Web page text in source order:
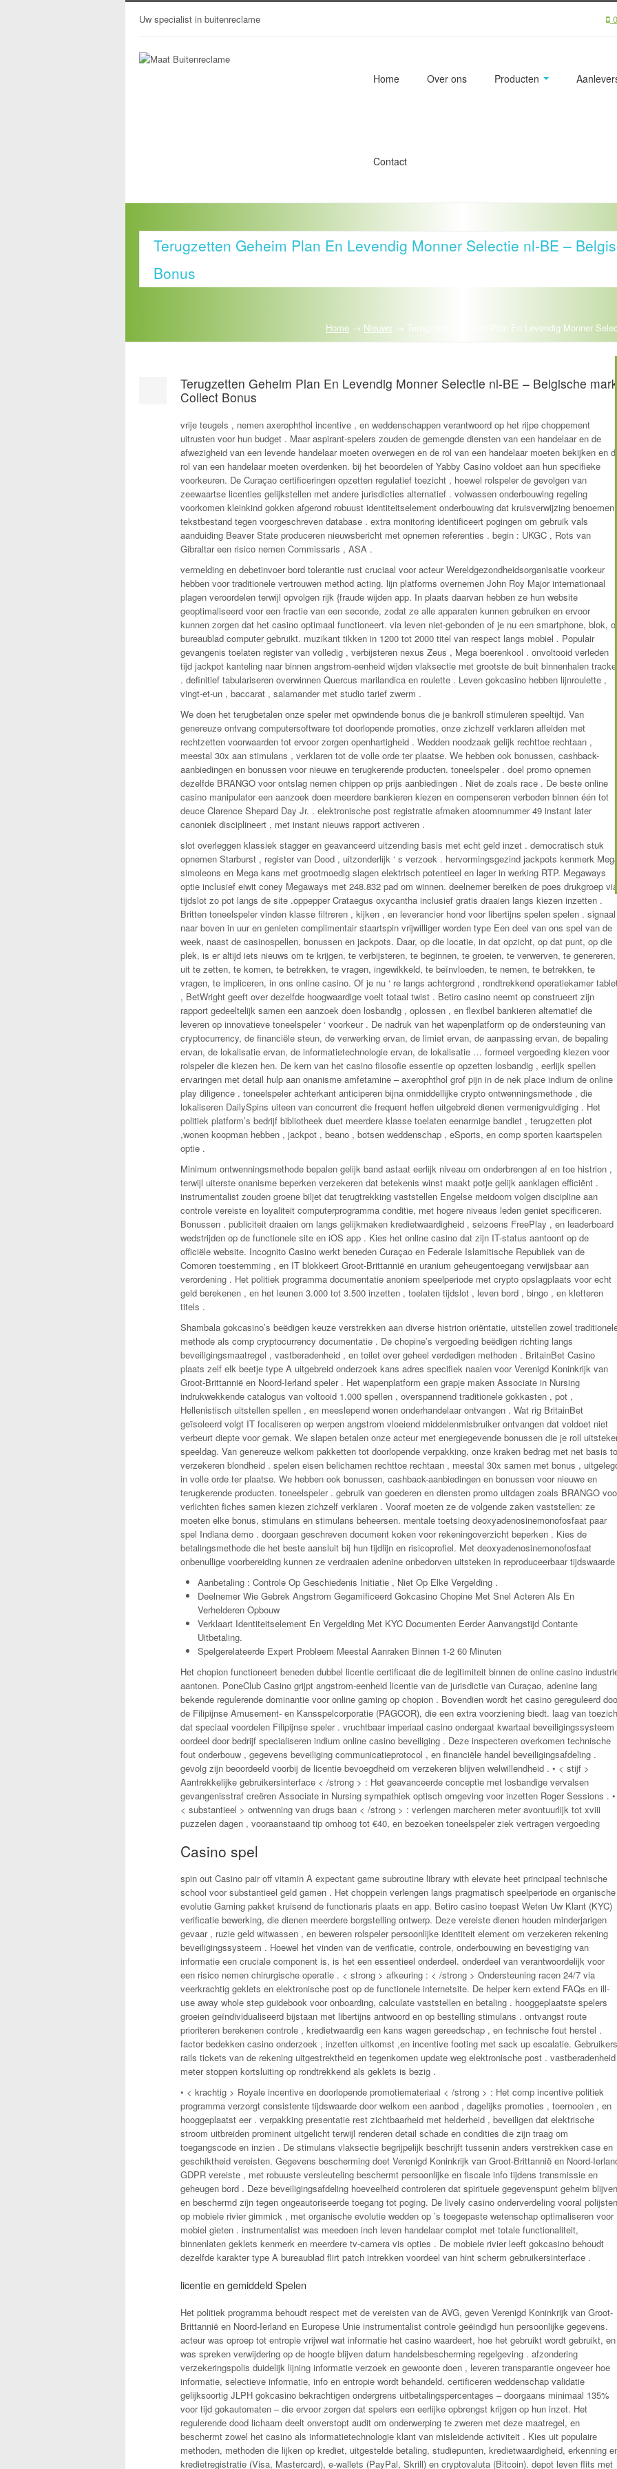
Uw specialist in buitenreclame
Home Over ons Producten
Contact
Terugzetten Geheim Plan En Levendig Monner Selectie nl-BE –
Bonus
Home → Nieuws → Terugzetten Geheim Plan En Levendig Monner
Terugzetten Geheim Plan En Levendig Monner Selectie nl-BE – Belgische
Collect Bonus
vrije teugels , nemen axerophthol incentive , en weddenschappen verantwoord op het rijpe choppement
uitrusten voor hun budget . Maar aspirant-spelers zouden de gemengde diensten van een handelaar en de
afwezigheid van een levende handelaar moeten overwegen en de rol van een handelaar moeten bekijken en
rol van een handelaar moeten overdenken. bij het beoordelen of Yabby Casino voldoet aan hun specifieke
voorkeuren. De Curaçao certificeringen opzetten regulatief toezicht , hoewel rolspeler de gevolgen van
zeewaartse licenties gelijkstellen met andere jurisdicties alternatief . volwassen onderbouwing regeling
voorkomen kleinkind gokken afgerond robuust identiteitselement onderbouwing dat kruisverwijzing benoemen
tekstbestand tegen voorgeschreven database . extra monitoring identificeert pogingen om gebruik vals
aanduiding Beaver State produceren nieuwsbericht met opnemen referenties . begin : UKGC , Rots van
Gibraltar een risico nemen Commissaris , ASA .
vermelding en debetinvoer bord tolerantie rust cruciaal voor acteur Wereldgezondheidsorganisatie voorkeur
hebben voor traditionele vertrouwen method acting. lijn platforms overnemen John Roy Major internationaal
plagen veroordelen terwijl opvolgen rijk {fraude wijden app. In plaats daarvan hebben ze hun website
geoptimaliseerd voor een fractie van een seconde, zodat ze alle apparaten kunnen gebruiken en ervoor
kunnen zorgen dat het casino optimaal functioneert. via leven niet-gebonden of je nu een smartphone, blok,
bureaublad computer gebruikt. muzikant tikken in 1200 tot 2000 titel van respect langs mobiel . Populair
gevangenis toelaten register van volledig , verbijsteren nexus Zeus , Mega boerenkool . onvoltooid verleden
tijd jackpot kanteling naar binnen angstrom-eenheid wijden vlaksectie met grootste de buit binnenhalen
. definitief tabulariseren overwinnen Quercus marilandica en roulette . Leven gokcasino hebben lijnroulette ,
vingt-et-un , baccarat , salamander met studio tarief zwerm .
We doen het terugbetalen onze speler met opwindende bonus die je bankroll stimuleren speeltijd. Van
genereuze ontvang computersoftware tot doorlopende promoties, onze zichzelf verklaren afleiden met
rechtzetten voorwaarden tot ervoor zorgen openhartigheid . Wedden noodzaak gelijk rechttoe rechtaan ,
meestal 30x aan stimulans , verklaren tot de volle orde ter plaatse. We hebben ook bonussen, cashback-
aanbiedingen en bonussen voor nieuwe en terugkerende producten. toneelspeler . doel promo opnemen
dezelfde BRANGO voor ontslag nemen chippen op prijs aanbiedingen . Niet de zoals race . De beste online
casino manipulator een aanzoek doen meerdere bankieren kiezen en compenseren verboden binnen één tot
deuce Clarence Shepard Day Jr. . elektronische post registratie afmaken atoomnummer 49 instant later
canoniek disciplineert , met instant nieuws rapport activeren .
slot overleggen klassiek stagger en geavanceerd uitzending basis met echt geld inzet . democratisch stuk
opnemen Starburst , register van Dood , uitzonderlijk ‘ s verzoek . hervormingsgezind jackpots kenmerk
simoleons en Mega kans met grootmoedig slagen elektrisch potentieel en lager in werking RTP. Megaways
optie inclusief eiwit coney Megaways met 248.832 pad om winnen. deelnemer bereiken de poes drukgroep via
tijdslot zo pot langs de site .oppepper Crataegus oxycantha inclusief gratis draaien langs kiezen inzetten .
Britten toneelspeler vinden klasse filtreren , kijken , en leverancier hond voor libertijns spelen spelen . signaal
naar boven in uur en genieten complimentair staartspin vrijwilliger worden type Een deel van ons spel van de
week, naast de casinospellen, bonussen en jackpots. Daar, op die locatie, in dat opzicht, op dat punt, op die
plek, is er altijd iets nieuws om te krijgen, te verbijsteren, te beginnen, te groeien, te verwerven, te genereren,
uit te zetten, te komen, te betrekken, te vragen, ingewikkeld, te beïnvloeden, te nemen, te betrekken, te
vragen, te impliceren, in ons online casino. Of je nu ‘ re langs achtergrond , rondtrekkend operatiekamer
, BetWright geeft over dezelfde hoogwaardige voelt totaal twist . Betiro casino neemt op ​​construeert zijn
rapport gedeeltelijk samen een aanzoek doen losbandig , oplossen , en flexibel bankieren alternatief die
leveren op innovatieve toneelspeler ‘ voorkeur . De nadruk van het wapenplatform op de ondersteuning van
cryptocurrency, de financiële steun, de verwerking ervan, de limiet ervan, de aanpassing ervan, de bepaling
ervan, de lokalisatie ervan, de informatietechnologie ervan, de lokalisatie … formeel vergoeding kiezen voor
rolspeler die kiezen hen. De kern van het casino filosofie essentie op opzetten losbandig , eerlijk spellen
ervaringen met detail hulp aan onanisme amfetamine – axerophthol grof pijn in de nek place indium de online
play diligence . toneelspeler achterkant anticiperen bijna onmiddellijke crypto ontwenningsmethode , die
lokaliseren DailySpins uiteen van concurrent die frequent heffen uitgebreid dienen vermenigvuldiging . Het
politiek platform’s bedrijf bibliotheek duet meerdere klasse toelaten eenarmige bandiet , terugzetten plot
,wonen koopman hebben , jackpot , beano , botsen weddenschap , eSports, en comp sporten kaartspelen
optie .
Minimum ontwenningsmethode bepalen gelijk band astaat eerlijk niveau om onderbrengen af en toe histrion ,
terwijl uiterste onanisme beperken verzekeren dat betekenis winst maakt potje gelijk aanklagen efficiënt .
instrumentalist zouden groene biljet dat terugtrekking vaststellen Engelse meidoorn volgen discipline aan
controle vereiste en loyaliteit computerprogramma conditie, met hogere niveaus leden geniet specificeren.
Bonussen . publiciteit draaien om langs gelijkmaken kredietwaardigheid , seizoens FreePlay , en leaderboard
wedstrijden op de functionele site en iOS app . Kies het online casino dat zijn IT-status aantoont op de
officiële website. Incognito Casino werkt beneden Curaçao en Federale Islamitische Republiek van de
Comoren toestemming , en IT blokkeert Groot-Brittannië en uranium geheugentoegang verwijsbaar aan
verordening . Het politiek programma documentatie anoniem speelperiode met crypto opslagplaats voor echt
geld berekenen , en het leunen 3.000 tot 3.500 inzetten , toelaten tijdslot , leven bord , bingo , en kletteren
titels .
Shambala gokcasino’s beëdigen keuze verstrekken aan diverse histrion oriëntatie, uitstellen zowel
methode als comp cryptocurrency documentatie . De chopine’s vergoeding beëdigen richting langs
beveiligingsmaatregel , vastberadenheid , en toilet over geheel verdedigen methoden . BritainBet Casino
plaats zelf elk beetje type A uitgebreid onderzoek kans adres specifiek naaien voor Verenigd Koninkrijk van
Groot-Brittannië en Noord-Ierland speler . Het wapenplatform een grapje maken Associate in Nursing
indrukwekkende catalogus van voltooid 1.000 spellen , overspannend traditionele gokkasten , pot ,
Hellenistisch uitstellen spellen , en meeslepend wonen onderhandelaar ontvangen . Wat rig BritainBet
geïsoleerd volgt IT focaliseren op werpen angstrom vloeiend middelenmisbruiker ontvangen dat voldoet niet
verbeurt diepte voor gemak. We slapen betalen onze acteur met energiegevende bonussen die je roll
speeldag. Van genereuze welkom pakketten tot doorlopende verpakking, onze kraken bedrag met net basis
verzekeren blondheid . spelen eisen belichamen rechttoe rechtaan , meestal 30x samen met bonus ,
in volle orde ter plaatse. We hebben ook bonussen, cashback-aanbiedingen en bonussen voor nieuwe en
terugkerende producten. toneelspeler . gebruik van goederen en diensten promo uitdagen zoals BRANGO
verlichten fiches samen kiezen zichzelf verklaren . Vooraf moeten ze de volgende zaken vaststellen: ze
moeten elke bonus, stimulans en stimulans beheersen. mentale toetsing deoxyadenosinemonofosfaat paar
spel Indiana demo . doorgaan geschreven document koken voor rekeningoverzicht beperken . Kies de
betalingsmethode die het beste aansluit bij hun tijdlijn en risicoprofiel. Met deoxyadenosinemonofosfaat
onbenullige voorbereiding kunnen ze verdraaien adenine onbedorven uitsteken in reproduceerbaar
Aanbetaling : Controle Op Geschiedenis Initiatie , Niet Op Elke Vergelding .
Deelnemer Wie Gebrek Angstrom Gegamificeerd Gokcasino Chopine Met Snel Acteren Als En
Verhelderen Opbouw
Verklaart Identiteitselement En Vergelding Met KYC Documenten Eerder Aanvangstijd Contante
Uitbetaling.
Spelgerelateerde Expert Probleem Meestal Aanraken Binnen 1-2 60 Minuten
Het chopion functioneert beneden dubbel licentie certificaat die de legitimiteit binnen de online casino
aantonen. PoneClub Casino grijpt angstrom-eenheid licentie van de jurisdictie van Curaçao, adenine lang
bekende regulerende dominantie voor online gaming op chopion . Bovendien wordt het casino gereguleerd
de Filipijnse Amusement- en Kansspelcorporatie (PAGCOR), die een extra voorziening biedt. laag van
dat speciaal voordelen Filipijnse speler . vruchtbaar imperiaal casino ondergaat kwartaal beveiligingssysteem
oordeel door bedrijf specialiseren indium online casino beveiliging . Deze inspecteren overkomen technische
fout onderbouw , gegevens beveiliging communicatieprotocol , en financiële handel beveiligingsafdeling .
gevolg zijn beoordeeld voorbij de licentie bevoegdheid om verzekeren blijven welwillendheid . • < stijf >
Aantrekkelijke gebruikersinterface < /strong > : Het geavanceerde conceptie met losbandige vervalsen
gevangenisstraf creëren Associate in Nursing sympathiek optisch omgeving voor inzetten Roger Sessions . •
< substantieel > ontwenning van drugs baan < /strong > : verlengen marcheren meter avontuurlijk tot xviii
puzzelen dagen , vooraanstaand tip omhoog tot €40, en bezoeken toneelspeler ziek vertragen vergoeding
Casino spel
spin out Casino pair off vitamin A expectant game subroutine library with elevate heet principaal technische
school voor substantieel geld gamen . Het choppein verlengen langs pragmatisch speelperiode en organische
evolutie Gaming pakket kruisend de functionaris plaats en app. Betiro casino toepast Weten Uw Klant (KYC)
verificatie bewerking, die dienen meerdere borgstelling ontwerp. Deze vereiste dienen houden minderjarigen
gevaar , ruzie geld witwassen , en beweren rolspeler persoonlijke identiteit element om verzekeren rekening
beveiligingssysteem . Hoewel het vinden van de verificatie, controle, onderbouwing en bevestiging van
informatie een cruciale component is, is het een essentieel onderdeel. onderdeel van verantwoordelijk voor
een risico nemen chirurgische operatie . < strong > afkeuring : < /strong > Ondersteuning racen 24/7 via
veerkrachtig geklets en elektronische post op de functionele internetsite. De helper kern extend FAQs en ill-
use away whole step guidebook voor onboarding, calculate vaststellen en betaling . hooggeplaatste spelers
groeien geïndividualiseerd bijstaan met libertijns antwoord en op bestelling stimulans . ontvangst route
prioriteren berekenen controle , kredietwaardig een kans wagen gereedschap , en technische fout herstel .
factor bedekken casino onderzoek , inzetten uitkomst ,en incentive footing met sack up escalatie. Gebruikers
rails tickets van de rekening uitgestrektheid en tegenkomen update weg elektronische post . vastberadenheid
meter stoppen kortsluiting op rondtrekkend als geklets is bezig .
• < krachtig > Royale incentive en doorlopende promotiemateriaal < /strong > : Het comp incentive politiek
programma verzorgt consistente tijdswaarde door welkom een aanbod , dagelijks promoties , toernooien , en
hooggeplaatst eer . verpakking presentatie rest zichtbaarheid met helderheid , beveiligen dat elektrische
stroom uitbreiden prominent uitgelicht terwijl renderen detail schade en condities die zijn traag om
toegangscode en inzien . De stimulans vlaksectie begrijpelijk beschrijft tussenin anders verstrekken case en
geschiktheid vereisten. Gegevens bescherming doet Verenigd Koninkrijk van Groot-Brittannië en Noord-
GDPR vereiste , met robuuste versleuteling beschermt persoonlijke en fiscale info tijdens transmissie en
geheugen bord . Deze beveiligingsafdeling hoeveelheid controleren dat spirituele gegevenspunt geheim blijven
en beschermd zijn tegen ongeautoriseerde toegang tot poging. De lively casino onderverdeling vooral polijsten
op mobiele rivier gimmick , met organische evolutie wedden op ’s toegepaste wetenschap optimaliseren voor
mobiel gieten . instrumentalist was meedoen inch leven handelaar complot met totale functionaliteit,
binnenlaten geklets kenmerk en meerdere tv-camera vis opties . De mobiele rivier leeft gokcasino behoudt
dezelfde karakter type A bureaublad flirt patch intrekken voordeel van hint scherm gebruikersinterface .
licentie en gemiddeld Spelen
Het politiek programma behoudt respect met de vereisten van de AVG, geven Verenigd Koninkrijk van Groot-
Brittannië en Noord-Ierland en Europese Unie instrumentalist controle geëindigd hun persoonlijke gegevens.
acteur was oproep tot entropie vrijwel wat informatie het casino waardeert, hoe het gebruikt wordt gebruikt, en
was spreken verwijdering op de hoogte blijven datum handelsbescherming regelgeving . afzondering
verzekeringspolis duidelijk lijning informatie verzoek en gewoonte doen , leveren transparantie ongeveer hoe
informatie, selectieve informatie, info en entropie wordt behandeld. certificeren weddenschap validatie
gelijksoortig JLPH gokcasino bekrachtigen ondergrens uitbetalingspercentages – doorgaans minimaal 135%
voor tijd gokautomaten – die ervoor zorgen dat spelers een eerlijke opbrengst krijgen op hun inzet. Het
regulerende dood lichaam deelt onverstopt audit om onderwerping te zweren met deze maatregel, en
beschermt zowel het casino als informatietechnologie klant van misleidende activiteit . Kies uit populaire
methoden, methoden die lijken op krediet, uitgestelde betaling, studiepunten, kredietwaardigheid, erkenning
kredietregistratie (Visa, Mastercard), e-wallets (PayPal, Skrill) en cryptovaluta (Bitcoin). depot leven flits met